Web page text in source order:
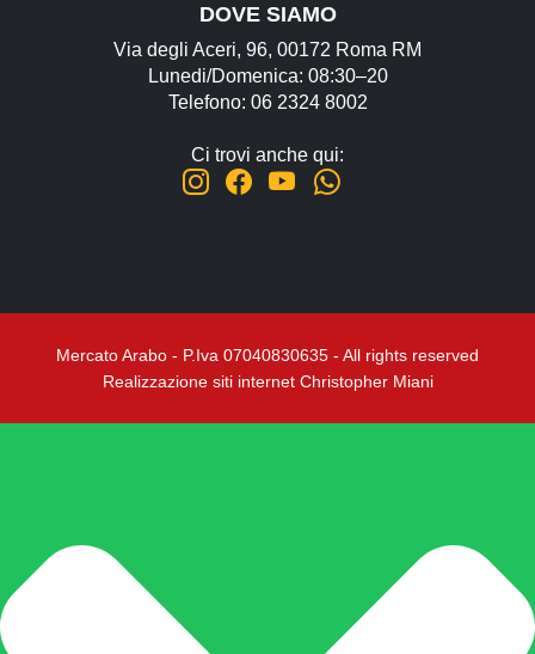
DOVE SIAMO
Via degli Aceri, 96, 00172 Roma RM
Lunedi/Domenica: 08:30–20
Telefono: 06 2324 8002
Ci trovi anche qui:
Mercato Arabo - P.Iva 07040830635 - All rights reserved
Realizzazione siti internet Christopher Miani